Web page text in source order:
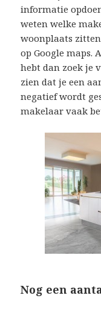
informatie
weten welke
woonplaats
op Google maps.
hebt dan zoek je
zien dat je een
negatief wordt
makelaar vaak
Nog een